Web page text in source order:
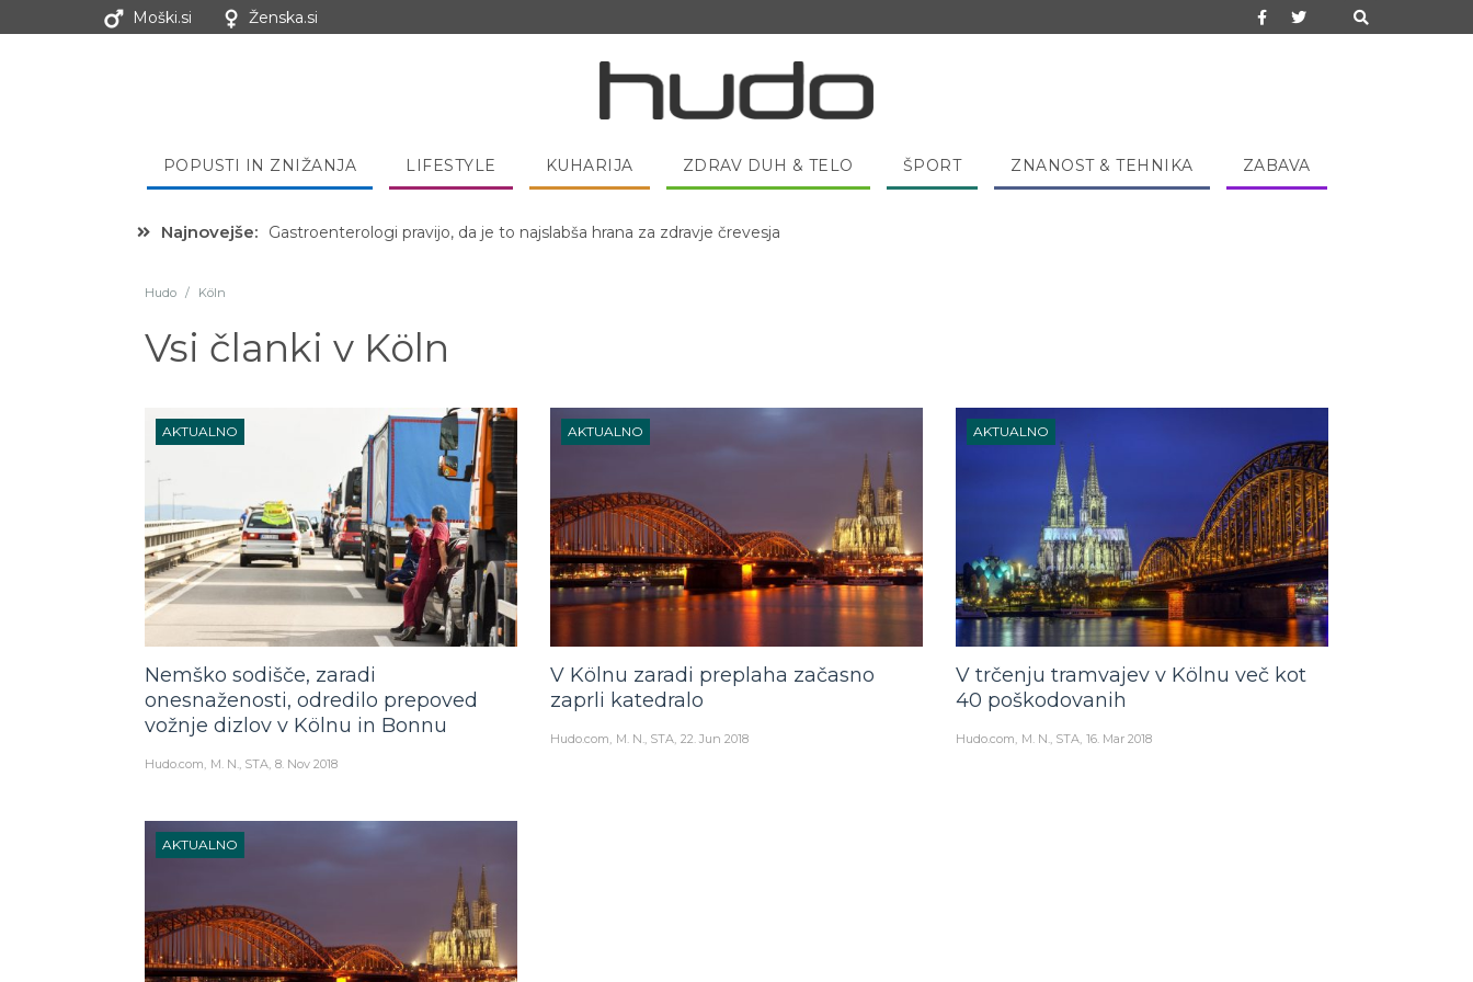
Moški.si Ženska.si
POPUSTI IN ZNIŽANJA LIFESTYLE KUHARIJA ZDRAV DUH & TELO ŠPORT ZNANOST & TEHNIKA ZABAVA
Najnovejše:
Gastroenterologi pravijo, da je to najslabša hrana za zdravje črevesja
Hudo / Köln
Vsi članki v Köln
AKTUALNO
Nemško sodišče, zaradi
onesnaženosti, odredilo prepoved
vožnje dizlov v Kölnu in Bonnu
Hudo.com M. N., STA 8. Nov 2018
AKTUALNO
V Kölnu zaradi preplaha začasno
zaprli katedralo
Hudo.com M. N., STA 22. Jun 2018
AKTUALNO
V trčenju tramvajev v Kölnu več kot
40 poškodovanih
Hudo.com M. N., STA 16. Mar 2018
AKTUALNO